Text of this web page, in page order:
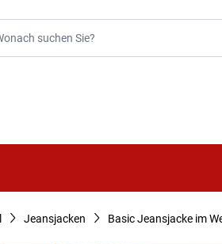
Jeansjacken Basic Jeansjacke im